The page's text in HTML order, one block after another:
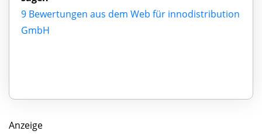
9 Bewertungen aus dem Web für innodistribution
GmbH
Anzeige